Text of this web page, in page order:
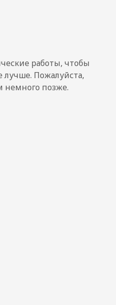
работы, чтобы
лучше. Пожалуйста,
немного позже.